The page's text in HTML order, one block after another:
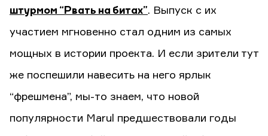
штурмом “Рвать на битах”. Выпуск с их
участием мгновенно стал одним из самых
мощных в истории проекта. И если зрители тут
же поспешили навесить на него ярлык
“фрешмена”, мы-то знаем, что новой
популярности Marul предшествовали годы